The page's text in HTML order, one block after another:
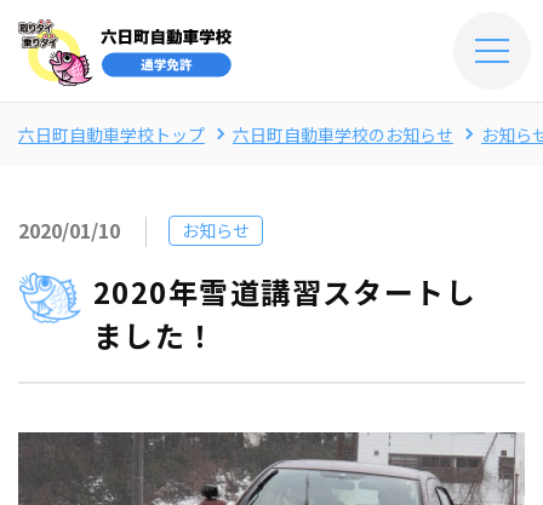
六日町自動車学校トップ 六日町自動車学校のお知らせ お知ら
2020/01/10 お知らせ
2020年雪道講習スタートし
ました！